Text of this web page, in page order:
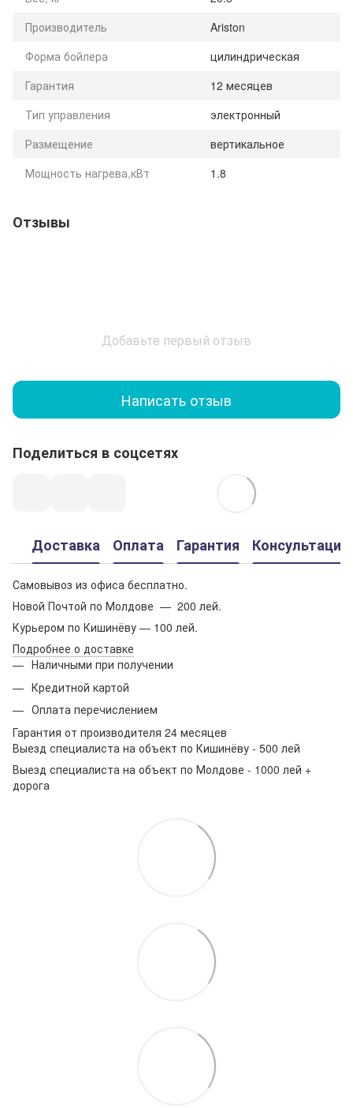
Производитель
Ariston
Форма бойлера
цилиндрическая
Гарантия
12 месяцев
Тип управления
электронный
Размещение
вертикальное
Мощность нагрева,кВт
1.8
Отзывы
Добавьте первый отзыв
Написать отзыв
Поделиться в соцсетях
Доставка Оплата Гарантия Консультация
Самовывоз из офиса бесплатно.
Новой Почтой по Молдове — 200 лей.
Курьером по Кишинёву — 100 лей.
Подробнее о доставке
Наличными при получении
Кредитной картой
Оплата перечислением
Гарантия от производителя 24 месяцев
Выезд специалиста на объект по Кишинёву - 500 лей
Выезд специалиста на объект по Молдове - 1000 лей +
дорога